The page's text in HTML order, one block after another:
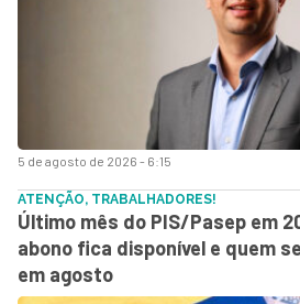
5 de agosto de 2026 - 6:15
ATENÇÃO, TRABALHADORES!
Último mês do PIS/Pasep em
abono fica disponível e quem
em agosto